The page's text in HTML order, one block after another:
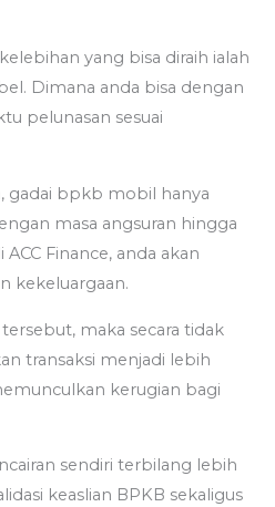
yang bisa diraih ialah
Dimana anda bisa dengan
pelunasan sesuai
gadai bpkb mobil hanya
masa angsuran hingga
Finance, anda akan
kekeluargaan.
maka secara tidak
transaksi menjadi lebih
kerugian bagi
sendiri terbilang lebih
keaslian BPKB sekaligus